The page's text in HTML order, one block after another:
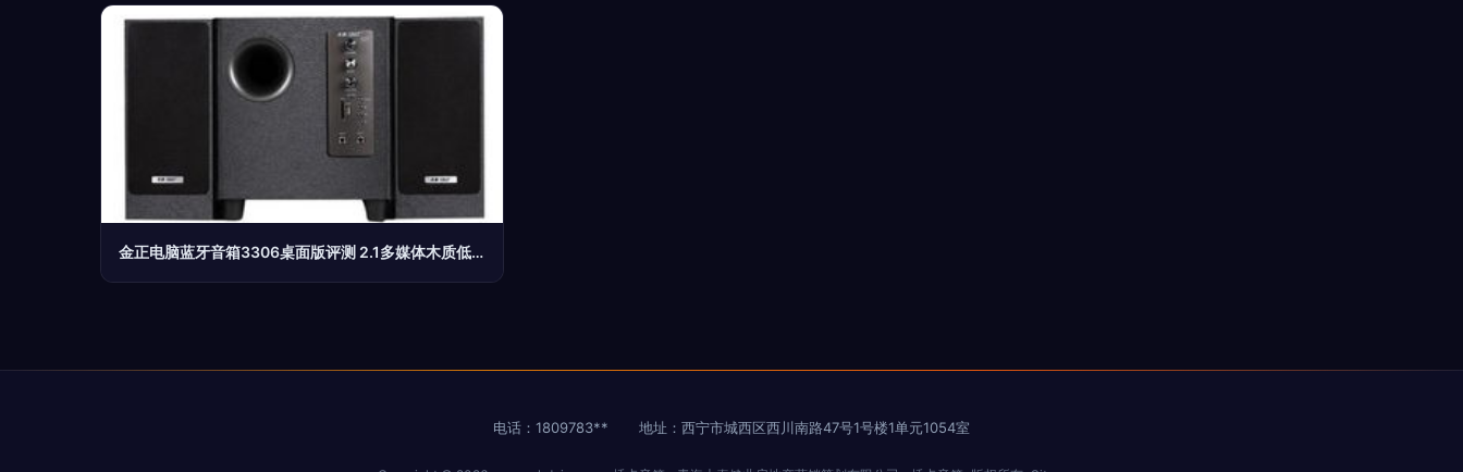
金正电脑蓝牙音箱3306桌面版评测 2.1多媒体木质低音炮，家庭娱乐新选择
电话：1809783** 地址：西宁市城西区西川南路47号1号楼1单元1054室